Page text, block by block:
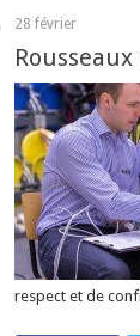
28 février
respect et de